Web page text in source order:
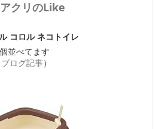
コロル ネコトイレ
並べてます
ブログ記事）